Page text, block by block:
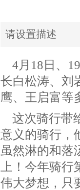
请设置描述
4月18日、
长白松涛、刘
鹰、王启富等
这次骑行带
意义的骑行，
虽然淋的和落
上！今年骑
伟大梦想，只